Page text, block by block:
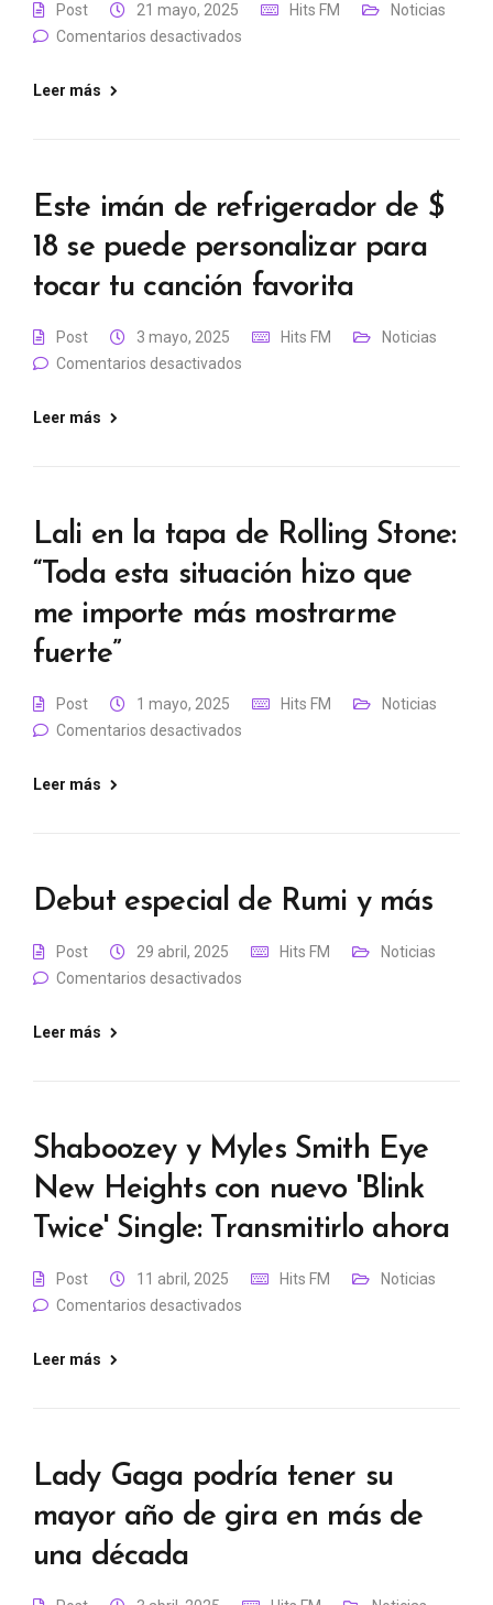
Post 21 mayo, 2025 Hits FM
Noticias
Comentarios desactivados
Leer más
Este imán de refrigerador de $
18 se puede personalizar para
tocar tu canción favorita
Post 3 mayo, 2025 Hits FM
Noticias
Comentarios desactivados
Leer más
Lali en la tapa de Rolling Stone:
“Toda esta situación hizo que
me importe más mostrarme
fuerte”
Post 1 mayo, 2025 Hits FM
Noticias
Comentarios desactivados
Leer más
Debut especial de Rumi y más
Post 29 abril, 2025 Hits FM
Noticias
Comentarios desactivados
Leer más
Shaboozey y Myles Smith Eye
New Heights con nuevo 'Blink
Twice' Single: Transmitirlo ahora
Post 11 abril, 2025 Hits FM
Noticias
Comentarios desactivados
Leer más
Lady Gaga podría tener su
mayor año de gira en más de
una década